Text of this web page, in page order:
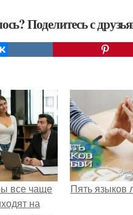
Поделитесь с
все чаще
на
Пять языков